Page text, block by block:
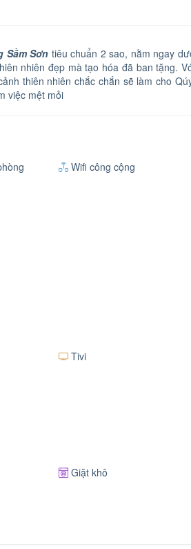
Sầm Sơn tiêu chuẩn 2 sao, nằm ngay
nhiên đẹp mà tạo hóa đã ban tặng.
thiên nhiên chắc chắn sẽ làm cho
việc mệt mỏi
Wifi công cộng
Tivi
Giặt khô